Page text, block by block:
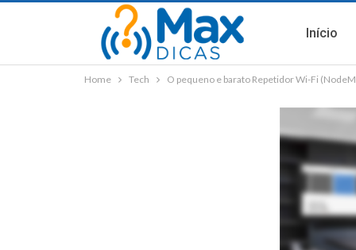
Início
Home Tech O pequeno e barato Repetidor Wi-Fi